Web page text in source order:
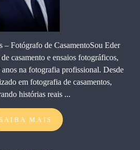
– Fotógrafo de CasamentoSou Eder
casamento e ensaios fotográficos,
na fotografia profissional. Desde
em fotografia de casamentos,
histórias reais ...
SAIBA MAIS